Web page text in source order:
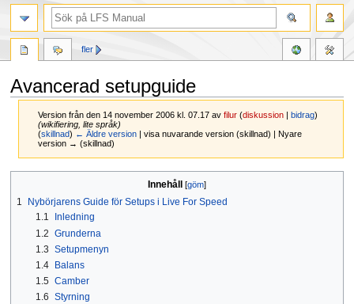
Avancerad setupguide
Version från den 14 november 2006 kl. 07.17 avfilur (diskussion |bidrag)
(wikifiering, lite språk)
(skillnad) ← Äldre version | visa nuvarande version (skillnad) | Nyare
version → (skillnad)
navigering
sök
Innehåll
1
Nybörjarens Guide för Setups i Live For Speed
1.1
Inledning
1.2 Grunderna
1.3 Setupmenyn
1.4
Balans
1.5 Camber
1.6 Styrning
fler